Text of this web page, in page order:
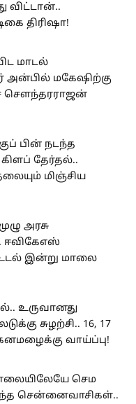
விட்டான்..
திரிஷா!
மாடல்
அன்பில் மகேஷிற்கு
செளந்தரராஜன்
பின் நடந்த
தேர்தல்..
மிஞ்சிய
அரசு
ஈவிகேஎஸ்
இன்று மாலை
உருவானது
சுழற்சி.. 16, 17
வாய்ப்பு!
செம
சென்னைவாசிகள்..